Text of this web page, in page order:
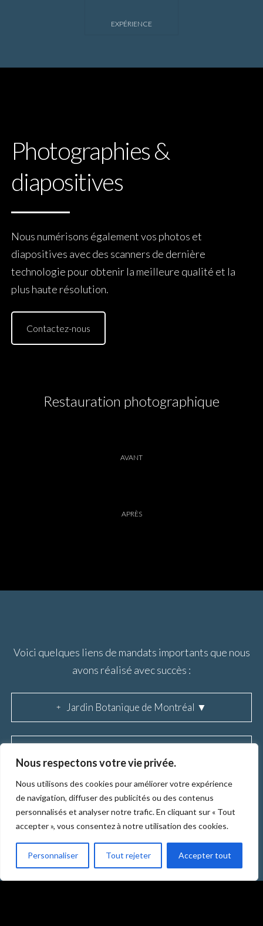
Nous respectons votre vie privée.
Nous utilisons des cookies pour améliorer votre expérience
de navigation, diffuser des publicités ou des contenus
personnalisés et analyser notre trafic. En cliquant sur « Tout
accepter », vous consentez à notre utilisation des cookies.
Personnaliser Tout rejeter Accepter tout
EXPÉRIENCE
Photographies &
diapositives
Nous numérisons également vos photos et
diapositives avec des scanners de dernière
technologie pour obtenir la meilleure qualité et la
plus haute résolution.
Contactez-nous
Restauration photographique
AVANT
APRÈS
Voici quelques liens de mandats importants que nous
avons réalisé avec succès :
Jardin Botanique de Montréal ▼
RBO et PMD ▼